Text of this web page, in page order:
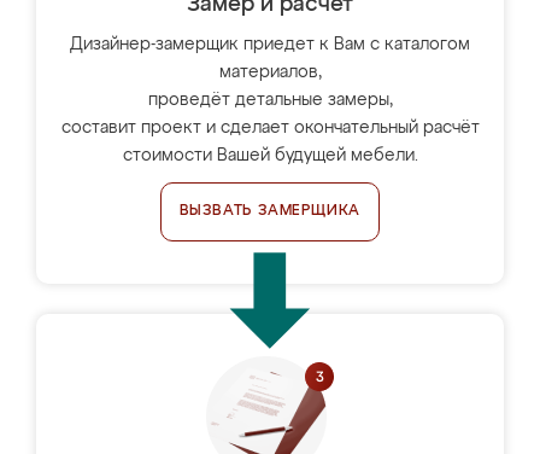
Замер и расчет
Дизайнер-замерщик приедет к Вам с каталогом
материалов,
проведёт детальные замеры,
составит проект и сделает окончательный расчёт
стоимости Вашей будущей мебели.
ВЫЗВАТЬ ЗАМЕРЩИКА